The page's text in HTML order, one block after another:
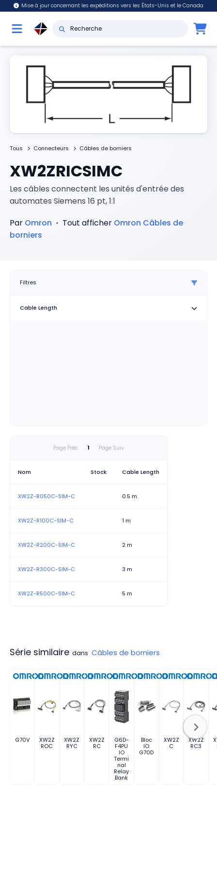
Mise à jour concernant les expéditions vers les États-Unis et le Canada
Tous Connecteurs Câbles de borniers
XW2ZRICSIMC
Les câbles connectent les unités d'entrée des
automates Siemens 16 pt, 1:1
Par Omron • Tout afficher Omron Câbles de
borniers
Filtres
Cable Length
Page Préc 1 Page Suiv
Nom Stock Cable Length
XW2Z-R050C-SIM-C 0.5 m
XW2Z-R100C-SIM-C 1 m
XW2Z-R200C-SIM-C 2 m
XW2Z-R300C-SIM-C 3 m
XW2Z-R500C-SIM-C 5 m
Série similaire dans Câbles de borniers
G70V
XW2Z
ROC
XW2Z
RYC
XW2Z
RC
G6D-
F4PU
IO
Termi
nal
Relay
Bank
Bloc
IO
G70D
XW2Z
C
XW2Z
RC3